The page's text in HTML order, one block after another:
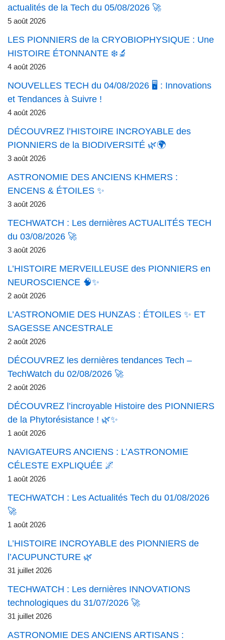
actualités de la Tech du 05/08/2026 🚀
5 août 2026
LES PIONNIERS de la CRYOBIOPHYSIQUE : Une
HISTOIRE ÉTONNANTE ❄️🔬
4 août 2026
NOUVELLES TECH du 04/08/2026 🖥️ : Innovations
et Tendances à Suivre !
4 août 2026
DÉCOUVREZ l’HISTOIRE INCROYABLE des
PIONNIERS de la BIODIVERSITÉ 🌿🌍
3 août 2026
ASTRONOMIE DES ANCIENS KHMERS :
ENCENS & ÉTOILES ✨
3 août 2026
TECHWATCH : Les dernières ACTUALITÉS TECH
du 03/08/2026 🚀
3 août 2026
L’HISTOIRE MERVEILLEUSE des PIONNIERS en
NEUROSCIENCE 🧠✨
2 août 2026
L’ASTRONOMIE DES HUNZAS : ÉTOILES ✨ ET
SAGESSE ANCESTRALE
2 août 2026
DÉCOUVREZ les dernières tendances Tech –
TechWatch du 02/08/2026 🚀
2 août 2026
DÉCOUVREZ l’incroyable Histoire des PIONNIERS
de la Phytorésistance ! 🌿✨
1 août 2026
NAVIGATEURS ANCIENS : L’ASTRONOMIE
CÉLESTE EXPLIQUÉE 🌌
1 août 2026
TECHWATCH : Les Actualités Tech du 01/08/2026
🚀
1 août 2026
L’HISTOIRE INCROYABLE des PIONNIERS de
l’ACUPUNCTURE 🌿
31 juillet 2026
TECHWATCH : Les dernières INNOVATIONS
technologiques du 31/07/2026 🚀
31 juillet 2026
ASTRONOMIE DES ANCIENS ARTISANS :